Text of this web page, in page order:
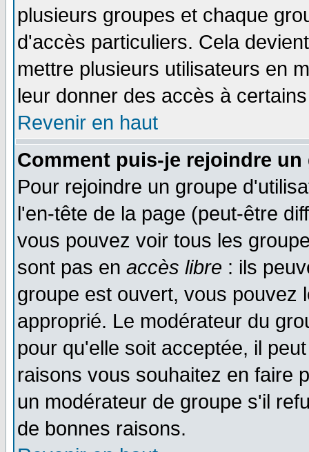
plusieurs groupes et chaque
d'accès particuliers. Cela
mettre plusieurs utilisateurs en
leur donner des accès à
Revenir en haut
Comment puis-je rejoindre
Pour rejoindre un groupe
l'en-tête de la page (peut-être
vous pouvez voir tous les
sont pas en accès libre : ils
groupe est ouvert, vous pouvez
approprié. Le modérateur du
pour qu'elle soit acceptée, il
raisons vous souhaitez en faire
un modérateur de groupe s'il
de bonnes raisons.